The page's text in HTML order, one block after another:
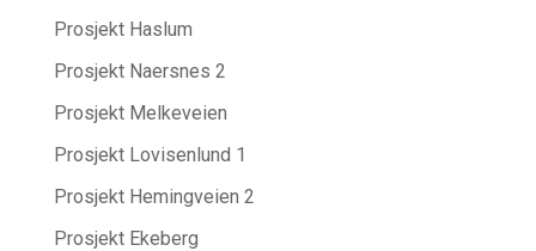
Prosjekt Haslum
Prosjekt Naersnes 2
Prosjekt Melkeveien
Prosjekt Lovisenlund 1
Prosjekt Hemingveien 2
Prosjekt Ekeberg